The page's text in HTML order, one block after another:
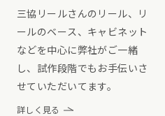
三協リールさんのリール、リ
ールのベース、キャビネット
などを中心に弊社がご一緒
し、試作段階でもお手伝いさ
せていただいてます。
詳しく見る